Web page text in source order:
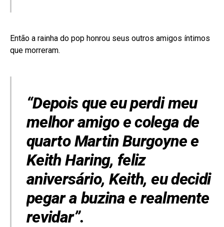
Então a rainha do pop honrou seus outros amigos íntimos
que morreram.
“Depois que eu perdi meu
melhor amigo e colega de
quarto Martin Burgoyne e
Keith Haring, feliz
aniversário, Keith, eu decidi
pegar a buzina e realmente
revidar”.